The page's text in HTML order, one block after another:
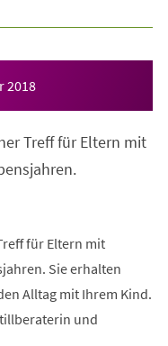
2018
Treff für Eltern mit
für Eltern mit
Sie erhalten
Alltag mit Ihrem Kind.
und